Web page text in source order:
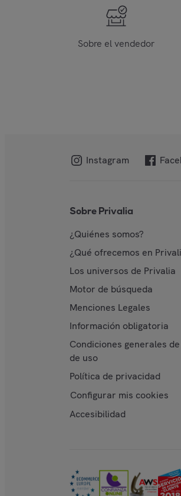
Sobre el vendedor
Instagram
Sobre Privalia
¿Quiénes somos?
¿Qué ofrecemos en
Los universos de Privalia
Motor de búsqueda
Menciones Legales
Información obligatoria
Condiciones generales
de uso
Política de privacidad
Configurar mis cookies
Accesibilidad